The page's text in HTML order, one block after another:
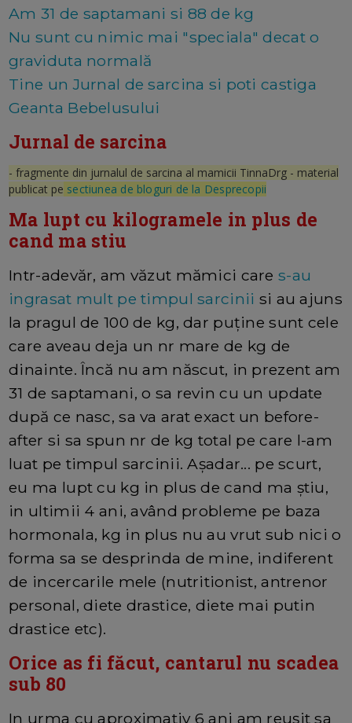
Am 31 de saptamani si 88 de kg
Nu sunt cu nimic mai "speciala" decat o
graviduta normală
Tine un Jurnal de sarcina si poti castiga
Geanta Bebelusului
Jurnal de sarcina
- fragmente din jurnalul de sarcina al mamicii TinnaDrg - material
publicat pe sectiunea de bloguri de la Desprecopii
Ma lupt cu kilogramele in plus de
cand ma stiu
Intr-adevăr, am văzut mămici care s-au
ingrasat mult pe timpul sarcinii si au ajuns
la pragul de 100 de kg, dar puține sunt cele
care aveau deja un nr mare de kg de
dinainte. Încă nu am născut, in prezent am
31 de saptamani, o sa revin cu un update
după ce nasc, sa va arat exact un before-
after si sa spun nr de kg total pe care l-am
luat pe timpul sarcinii. Așadar... pe scurt,
eu ma lupt cu kg in plus de cand ma știu,
in ultimii 4 ani, având probleme pe baza
hormonala, kg in plus nu au vrut sub nici o
forma sa se desprinda de mine, indiferent
de incercarile mele (nutritionist, antrenor
personal, diete drastice, diete mai putin
drastice etc).
Orice as fi făcut, cantarul nu scadea
sub 80
In urma cu aproximativ 6 ani am reușit sa